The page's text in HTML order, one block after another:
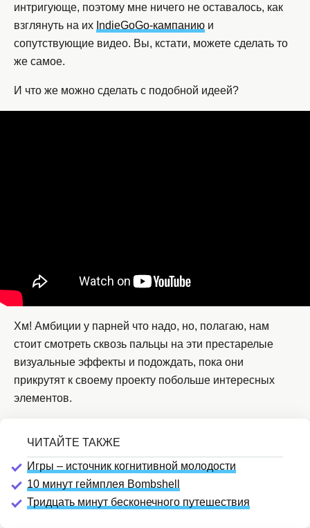
интригующе, поэтому мне ничего не оставалось, как
взглянуть на их IndieGoGo-кампанию и
сопутствующие видео. Вы, кстати, можете сделать то
же самое.
И что же можно сделать с подобной идеей?
Хм! Амбиции у парней что надо, но, полагаю, нам
стоит смотреть сквозь пальцы на эти престарелые
визуальные эффекты и подождать, пока они
прикрутят к своему проекту побольше интересных
элементов.
Игры – источник когнитивной молодости
10 минут геймплея Bombshell
Тридцать минут бесконечного путешествия